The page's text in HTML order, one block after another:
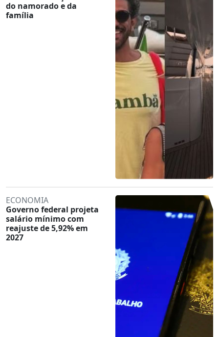
do namorado e da
família
ECONOMIA
Governo federal projeta
salário mínimo com
reajuste de 5,92% em
2027